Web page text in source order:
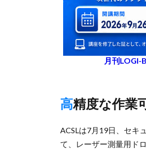
月刊LOGI-
高精度な作
ACSLは7月19日、セキ
て、レーザー測量用ド